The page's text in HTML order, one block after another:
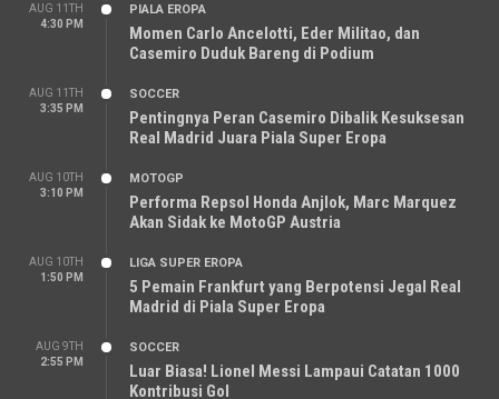
AUG 11TH
4:30 PM
PIALA EROPA
Momen Carlo Ancelotti, Eder Militao, dan
Casemiro Duduk Bareng di Podium
AUG 11TH
3:35 PM
SOCCER
Pentingnya Peran Casemiro Dibalik Kesuksesan
Real Madrid Juara Piala Super Eropa
AUG 10TH
3:10 PM
MOTOGP
Performa Repsol Honda Anjlok, Marc Marquez
Akan Sidak ke MotoGP Austria
AUG 10TH
1:50 PM
LIGA SUPER EROPA
5 Pemain Frankfurt yang Berpotensi Jegal Real
Madrid di Piala Super Eropa
AUG 9TH
2:55 PM
SOCCER
Luar Biasa! Lionel Messi Lampaui Catatan 1000
Kontribusi Gol